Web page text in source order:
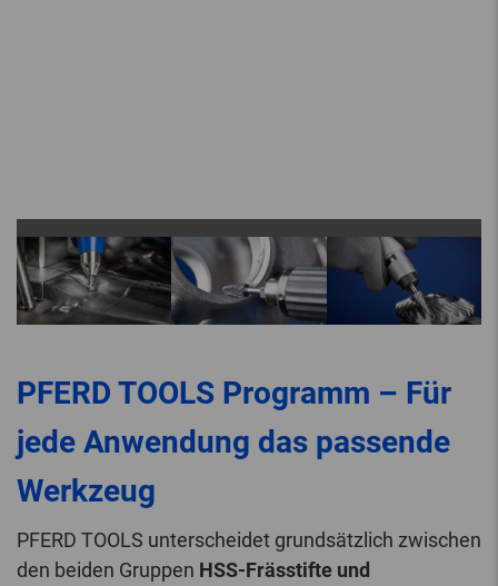
PFERD TOOLS Programm – Für
jede Anwendung das passende
Werkzeug
PFERD TOOLS unterscheidet grundsätzlich zwischen
den beiden Gruppen HSS-Frässtifte und